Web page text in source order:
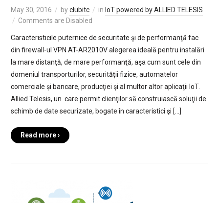
May 30, 2016 byclubitc in IoT powered by ALLIED TELESIS
Comments are Disabled
Caracteristicile puternice de securitate şi de performanţă fac
din firewall-ul VPN AT-AR2010V alegerea ideală pentru instalări
la mare distanţă, de mare performanţă, aşa cum sunt cele din
domeniul transporturilor, securității fizice, automatelor
comerciale și bancare, producţiei şi al multor altor aplicaţii IoT.
Allied Telesis, un care permit clienţilor să construiască soluţii de
schimb de date securizate, bogate în caracteristici şi […]
Read more ›